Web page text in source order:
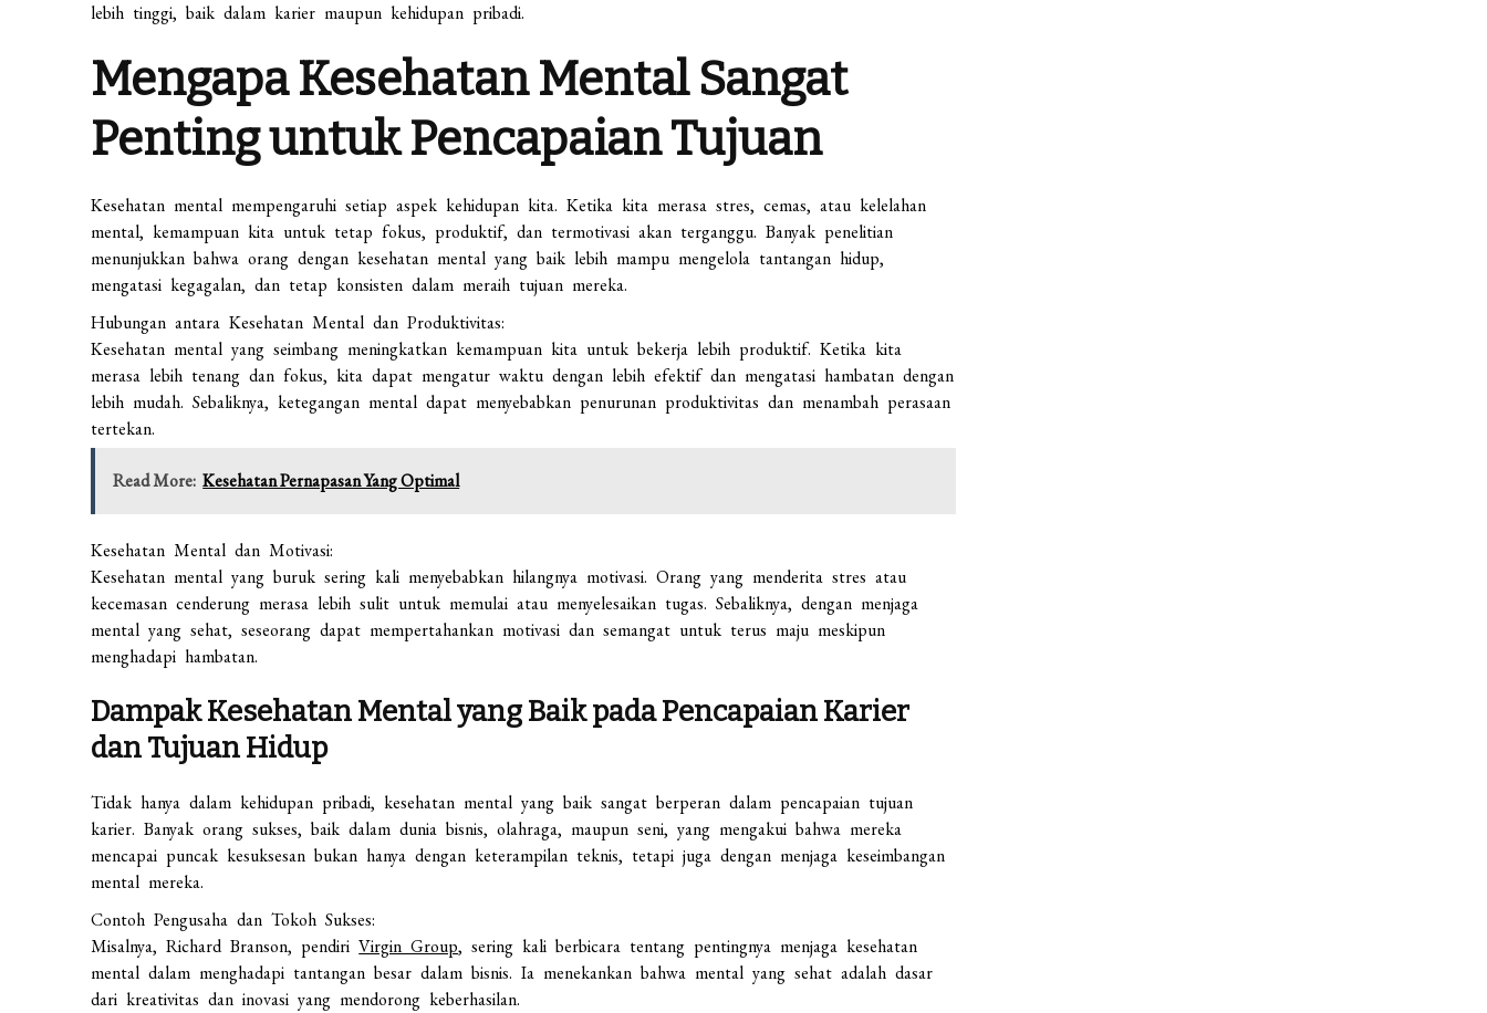
lebih tinggi, baik dalam karier maupun kehidupan pribadi.
Mengapa Kesehatan Mental Sangat
Penting untuk Pencapaian Tujuan
Kesehatan mental mempengaruhi setiap aspek kehidupan kita. Ketika kita merasa stres, cemas, atau kelelahan
mental, kemampuan kita untuk tetap fokus, produktif, dan termotivasi akan terganggu. Banyak penelitian
menunjukkan bahwa orang dengan kesehatan mental yang baik lebih mampu mengelola tantangan hidup,
mengatasi kegagalan, dan tetap konsisten dalam meraih tujuan mereka.
Hubungan antara Kesehatan Mental dan Produktivitas:
Kesehatan mental yang seimbang meningkatkan kemampuan kita untuk bekerja lebih produktif. Ketika kita
merasa lebih tenang dan fokus, kita dapat mengatur waktu dengan lebih efektif dan mengatasi hambatan dengan
lebih mudah. Sebaliknya, ketegangan mental dapat menyebabkan penurunan produktivitas dan menambah perasaan
tertekan.
Read More: Kesehatan Pernapasan Yang Optimal
Kesehatan Mental dan Motivasi:
Kesehatan mental yang buruk sering kali menyebabkan hilangnya motivasi. Orang yang menderita stres atau
kecemasan cenderung merasa lebih sulit untuk memulai atau menyelesaikan tugas. Sebaliknya, dengan menjaga
mental yang sehat, seseorang dapat mempertahankan motivasi dan semangat untuk terus maju meskipun
menghadapi hambatan.
Dampak Kesehatan Mental yang Baik pada Pencapaian Karier
dan Tujuan Hidup
Tidak hanya dalam kehidupan pribadi, kesehatan mental yang baik sangat berperan dalam pencapaian tujuan
karier. Banyak orang sukses, baik dalam dunia bisnis, olahraga, maupun seni, yang mengakui bahwa mereka
mencapai puncak kesuksesan bukan hanya dengan keterampilan teknis, tetapi juga dengan menjaga keseimbangan
mental mereka.
Contoh Pengusaha dan Tokoh Sukses:
Misalnya, Richard Branson, pendiriVirgin Group, sering kali berbicara tentang pentingnya menjaga kesehatan
mental dalam menghadapi tantangan besar dalam bisnis. Ia menekankan bahwa mental yang sehat adalah dasar
dari kreativitas dan inovasi yang mendorong keberhasilan.